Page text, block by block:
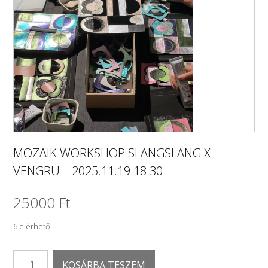
MOZAIK WORKSHOP SLANGSLANG X
VENGRU – 2025.11.19 18:30
25000 Ft
6 elérhető
KOSÁRBA TESZEM